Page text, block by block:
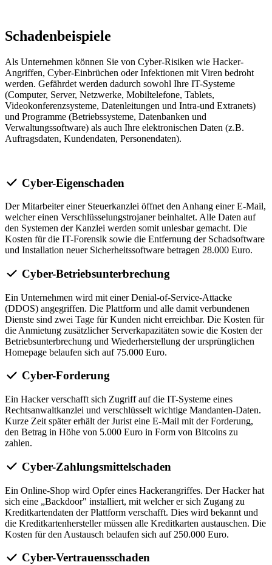
Schadenbeispiele
Als Unternehmen können Sie von Cyber-Risiken wie Hacker-
Angriffen, Cyber-Einbrüchen oder Infektionen mit Viren bedroht
werden. Gefährdet werden dadurch sowohl Ihre IT-Systeme
(Computer, Server, Netzwerke, Mobiltelefone, Tablets,
Videokonferenzsysteme, Datenleitungen und Intra-und Extranets)
und Programme (Betriebssysteme, Datenbanken und
Verwaltungssoftware) als auch Ihre elektronischen Daten (z.B.
Auftragsdaten, Kundendaten, Personendaten).
Cyber-Eigenschaden
Der Mitarbeiter einer Steuerkanzlei öffnet den Anhang einer E-Mail,
welcher einen Verschlüsselungstrojaner beinhaltet. Alle Daten auf
den Systemen der Kanzlei werden somit unlesbar gemacht. Die
Kosten für die IT-Forensik sowie die Entfernung der Schadsoftware
und Installation neuer Sicherheitssoftware betragen 28.000 Euro.
Cyber-Betriebsunterbrechung
Ein Unternehmen wird mit einer Denial-of-Service-Attacke
(DDOS) angegriffen. Die Plattform und alle damit verbundenen
Dienste sind zwei Tage für Kunden nicht erreichbar. Die Kosten für
die Anmietung zusätzlicher Serverkapazitäten sowie die Kosten der
Betriebsunterbrechung und Wiederherstellung der ursprünglichen
Homepage belaufen sich auf 75.000 Euro.
Cyber-Forderung
Ein Hacker verschafft sich Zugriff auf die IT-Systeme eines
Rechtsanwaltkanzlei und verschlüsselt wichtige Mandanten-Daten.
Kurze Zeit später erhält der Jurist eine E-Mail mit der Forderung,
den Betrag in Höhe von 5.000 Euro in Form von Bitcoins zu
zahlen.
Cyber-Zahlungsmittelschaden
Ein Online-Shop wird Opfer eines Hackerangriffes. Der Hacker hat
sich eine „Backdoor" installiert, mit welcher er sich Zugang zu
Kreditkartendaten der Plattform verschafft. Dies wird bekannt und
die Kreditkartenhersteller müssen alle Kreditkarten austauschen. Die
Kosten für den Austausch belaufen sich auf 250.000 Euro.
Cyber-Vertrauensschaden